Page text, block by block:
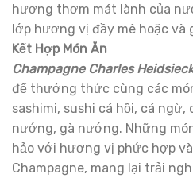
hương thơm mát lành của
lớp hương vị đầy mê hoặc
Kết Hợp Món Ăn
Champagne Charles
để thưởng thức cùng các
sashimi, sushi cá hồi, cá ngừ,
nướng, gà nướng. Những
hảo với hương vị phức hợp
Champagne, mang lại trải